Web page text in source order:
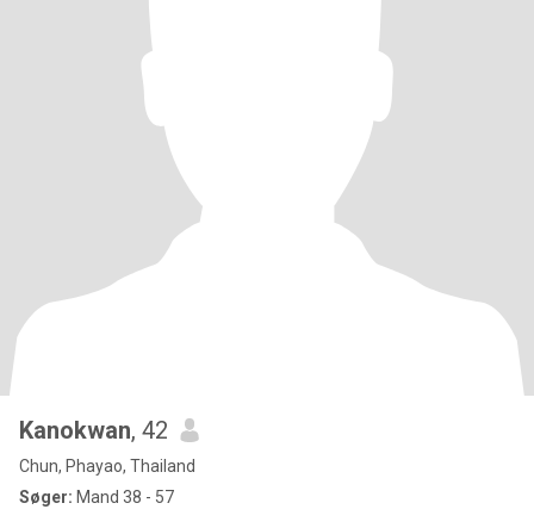
Kanokwan, 42
Chun, Phayao, Thailand
Søger: Mand 38 - 57